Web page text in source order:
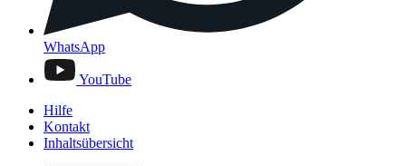
WhatsApp
YouTube
Hilfe
Kontakt
Inhaltsübersicht